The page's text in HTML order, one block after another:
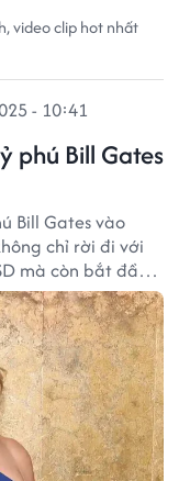
video clip hot nhất
phú Bill Gates
- 10:41
Bill Gates vào
chỉ rời đi với
mà còn bắt đầu
và ngập tràn